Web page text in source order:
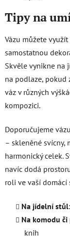
Tipy na
Vázu můžete
samostatnou
Skvěle vynikne na
na podlaze, pokud
váz v různých
kompozici.
Doporučujeme
– skleněné svícny,
harmonický celek.
navíc dodá
roli ve vaší domácí
Na jídelní stůl:
Na komodu
knih